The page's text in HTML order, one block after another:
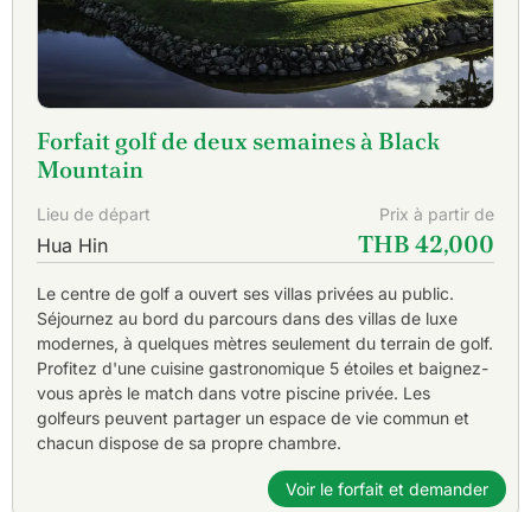
Forfait golf de deux semaines à Black
Mountain
Lieu de départ Prix à partir de
Hua Hin THB 42,000
Le centre de golf a ouvert ses villas privées au public.
Séjournez au bord du parcours dans des villas de luxe
modernes, à quelques mètres seulement du terrain de golf.
Profitez d'une cuisine gastronomique 5 étoiles et baignez-
vous après le match dans votre piscine privée. Les
golfeurs peuvent partager un espace de vie commun et
chacun dispose de sa propre chambre.
Voir le forfait et demander